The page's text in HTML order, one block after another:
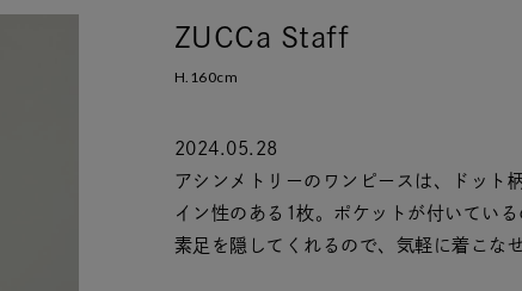
ZUCCa Staff
H.160cm
2024.05.28
アシンメトリーのワンピースは、ドット
イン性のある1枚。ポケットが付いてい
素足を隠してくれるので、気軽に着こなせ